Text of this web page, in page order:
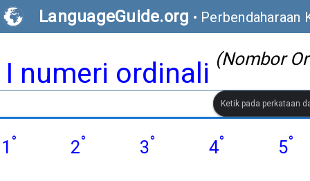
LanguageGuide.org • Perbendaharaan
I numeri ordinali (Nombor
Ketik pada perkataan
1 ° 2° 3° 4° 5°